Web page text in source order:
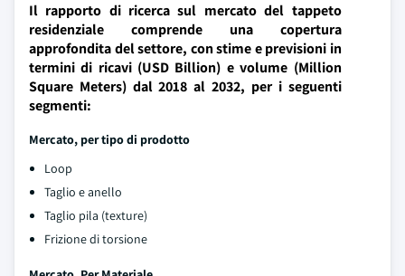
Il rapporto di ricerca sul mercato del tappeto
residenziale comprende una copertura
approfondita del settore, con stime e previsioni in
termini di ricavi (USD Billion) e volume (Million
Square Meters) dal 2018 al 2032, per i seguenti
segmenti:
Mercato, per tipo di prodotto
Loop
Taglio e anello
Taglio pila (texture)
Frizione di torsione